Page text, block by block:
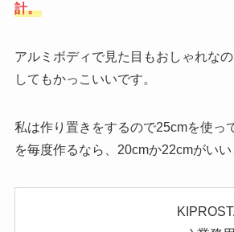
計。
アルミボディで見た目もおしゃれな
してもかっこいいです。
私は作り置きをするので25cmを使っ
を毎度作るなら、20cmか22cmがいい